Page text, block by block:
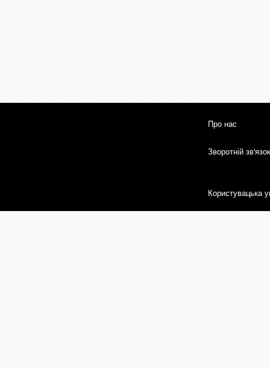
Про нас
Зворотній зв'язок
Користувацька